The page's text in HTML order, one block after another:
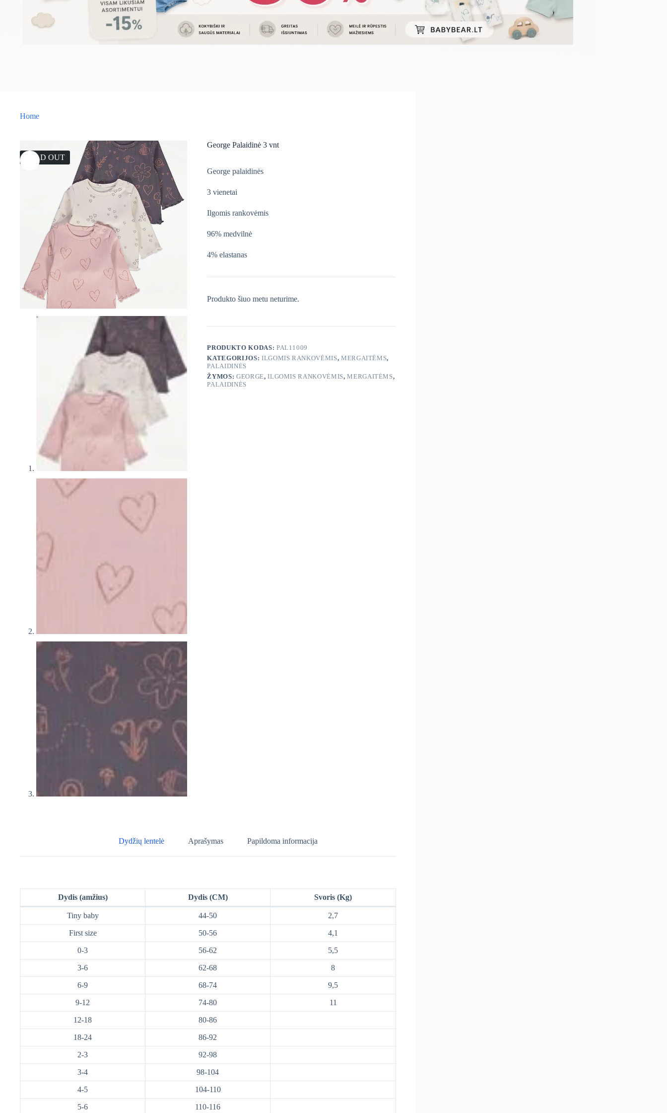
Home
SOLD OUT
George Palaidinė 3 vnt
George palaidinės
3 vienetai
Ilgomis rankovėmis
96% medvilnė
4% elastanas
Produkto šiuo metu neturime.
PRODUKTO KODAS: PAL11009
KATEGORIJOS: ILGOMIS RANKOVĖMIS, MERGAITĖMS,
PALAIDINĖS
ŽYMOS:GEORGE,ILGOMIS RANKOVĖMIS,MERGAITĖMS,
PALAIDINĖS
Dydžių lentelė Aprašymas Papildoma informacija
Dydis (amžius) Dydis (CM) Svoris (Kg)
Tiny baby 44-50 2,7
First size 50-56 4,1
0-3 56-62 5,5
3-6 62-68 8
6-9 68-74 9,5
9-12 74-80 11
12-18 80-86
18-24 86-92
2-3 92-98
3-4 98-104
4-5 104-110
5-6 110-116